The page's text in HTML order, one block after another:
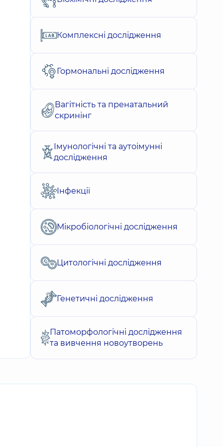
Комплексні дослідження
Гормональні дослідження
Вагітність та пренатальний
скринінг
Імунологічні та аутоімунні
дослідження
Інфекції
Мікробіологічні дослідження
Цитологічні дослідження
Генетичні дослідження
Патоморфологічні дослідження
та вивчення новоутворень